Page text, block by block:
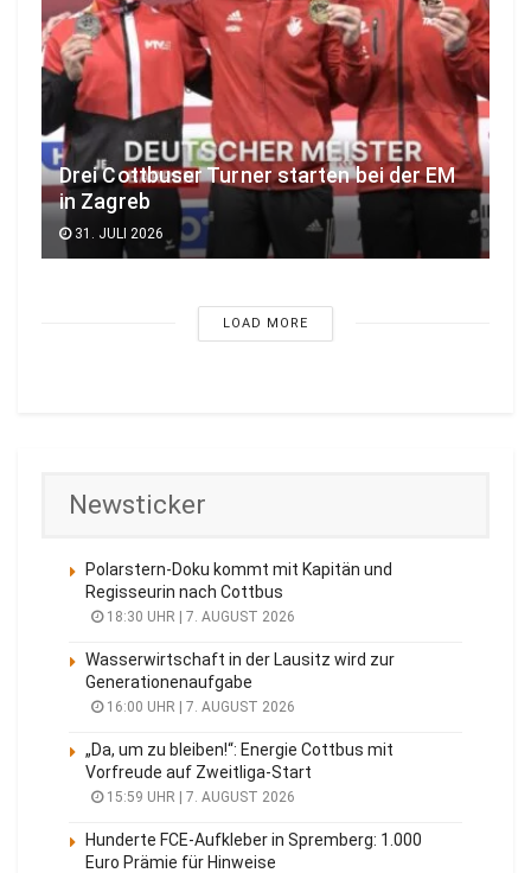
Drei Cottbuser Turner starten bei der EM
in Zagreb
31. JULI 2026
LOAD MORE
Newsticker
Polarstern-Doku kommt mit Kapitän und
Regisseurin nach Cottbus
18:30 UHR | 7. AUGUST 2026
Wasserwirtschaft in der Lausitz wird zur
Generationenaufgabe
16:00 UHR | 7. AUGUST 2026
„Da, um zu bleiben!“: Energie Cottbus mit
Vorfreude auf Zweitliga-Start
15:59 UHR | 7. AUGUST 2026
Hunderte FCE-Aufkleber in Spremberg: 1.000
Euro Prämie für Hinweise